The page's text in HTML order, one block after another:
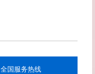
全国服务热线